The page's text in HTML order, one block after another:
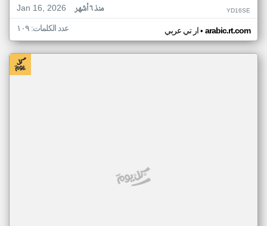
Jan 16, 2026
منذ ٦ أشهر YD16SE
ار تي عربي• arabic.rt.com عدد الكلمات: ١٠٩